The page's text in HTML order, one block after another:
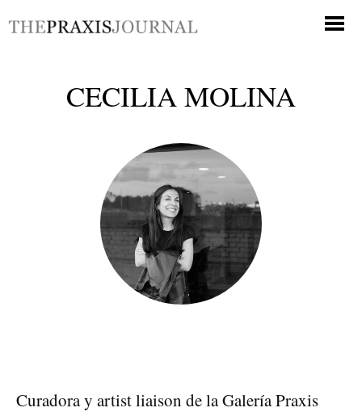
CECILIA MOLINA
Curadora y artist liaison de la Galería Praxis